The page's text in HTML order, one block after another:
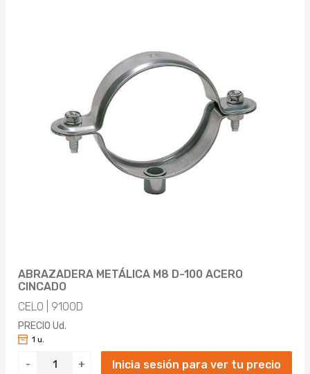
ABRAZADERA METÁLICA M8 D-100 ACERO
CINCADO
CELO | 9100D
PRECIO Ud.
- +
1 u.
Inicia sesión para ver tu precio